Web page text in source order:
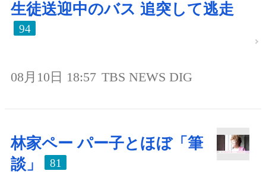
生徒送迎中のバス 追突して逃走
94
08月10日 18:57 TBS NEWS DIG
林家ペー パー子とほぼ「筆
談」
81